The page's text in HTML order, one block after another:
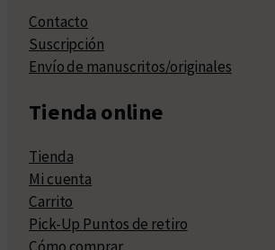
Contacto
Suscripción
Envío de manuscritos/originales
Tienda online
Tienda
Mi cuenta
Carrito
Pick-Up Puntos de retiro